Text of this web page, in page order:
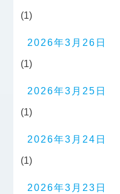
(1)
2026年3月26日
(1)
2026年3月25日
(1)
2026年3月24日
(1)
2026年3月23日